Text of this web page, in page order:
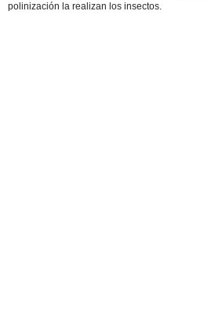
polinización la realizan los insectos.